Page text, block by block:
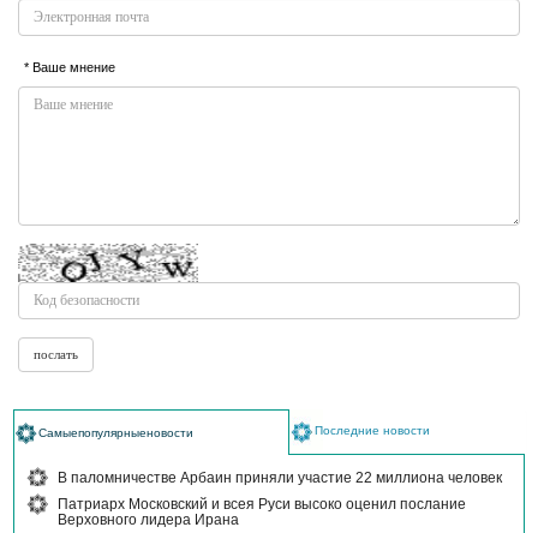
* Ваше мнение
Самыепопулярныеновости Последние новости
В паломничестве Арбаин приняли участие 22 миллиона человек
Патриарх Московский и всея Руси высоко оценил послание
Верховного лидера Ирана